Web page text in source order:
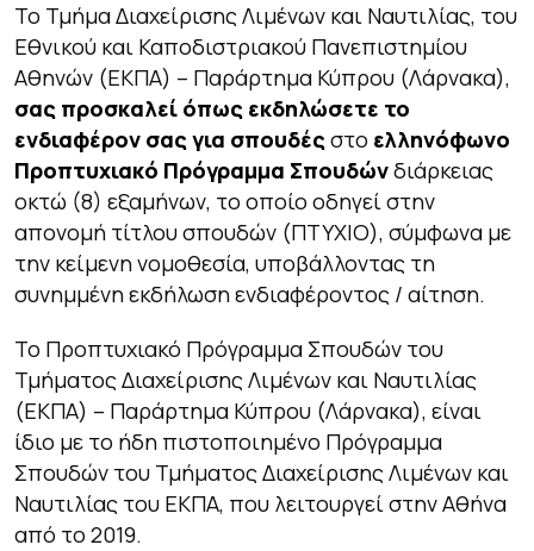
Το Τμήμα Διαχείρισης Λιμένων και Ναυτιλίας, του
Εθνικού και Καποδιστριακού Πανεπιστημίου
Αθηνών (ΕΚΠΑ) – Παράρτημα Κύπρου (Λάρνακα),
σας προσκαλεί όπως εκδηλώσετε το
ενδιαφέρον σας για σπουδές στο ελληνόφωνο
Προπτυχιακό Πρόγραμμα Σπουδώνδιάρκειας
οκτώ (8) εξαμήνων, το οποίο οδηγεί στην
απονομή τίτλου σπουδών (ΠΤΥΧΙΟ), σύμφωνα με
την κείμενη νομοθεσία, υποβάλλοντας τη
συνημμένη εκδήλωση ενδιαφέροντος / αίτηση.
Το Προπτυχιακό Πρόγραμμα Σπουδών του
Τμήματος Διαχείρισης Λιμένων και Ναυτιλίας
(ΕΚΠΑ) – Παράρτημα Κύπρου (Λάρνακα), είναι
ίδιο με το ήδη πιστοποιημένο Πρόγραμμα
Σπουδών του Τμήματος Διαχείρισης Λιμένων και
Ναυτιλίας του ΕΚΠΑ, που λειτουργεί στην Αθήνα
από το 2019.